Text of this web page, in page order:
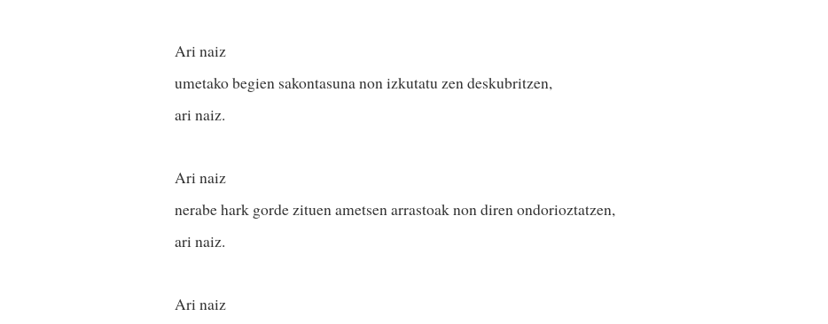
Ari naiz
umetako begien sakontasuna non izkutatu zen deskubritzen,
ari naiz.
Ari naiz
nerabe hark gorde zituen ametsen arrastoak non diren ondorioztatzen,
ari naiz.
Ari naiz